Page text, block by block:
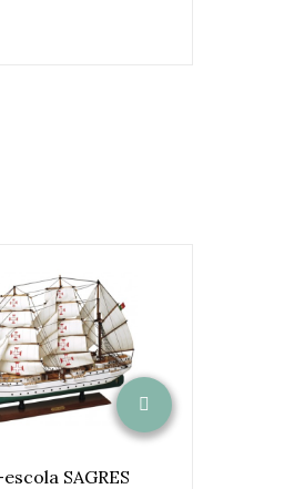
SAGRES